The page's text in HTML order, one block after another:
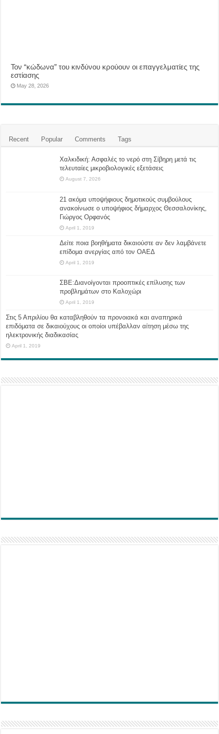
Τον “κώδωνα” του κινδύνου κρούουν οι επαγγελματίες της
εστίασης
May 28, 2026
Recent Popular Comments Tags
Χαλκιδική: Ασφαλές το νερό στη Σίβηρη μετά τις
τελευταίες μικροβιολογικές εξετάσεις
August 7, 2026
21 ακόμα υποψήφιους δημοτικούς συμβούλους
ανακοίνωσε ο υποψήφιος δήμαρχος Θεσσαλονίκης,
Γιώργος Ορφανός
April 1, 2019
Δείτε ποια βοηθήματα δικαιούστε αν δεν λαμβάνετε
επίδομα ανεργίας από τον ΟΑΕΔ
April 1, 2019
ΣΒΕ:Διανοίγονται προοπτικές επίλυσης των
προβλημάτων στο Καλοχώρι
April 1, 2019
Στις 5 Απριλίου θα καταβληθούν τα προνοιακά και αναπηρικά
επιδόματα σε δικαιούχους οι οποίοι υπέβαλλαν αίτηση μέσω της
ηλεκτρονικής διαδικασίας
April 1, 2019